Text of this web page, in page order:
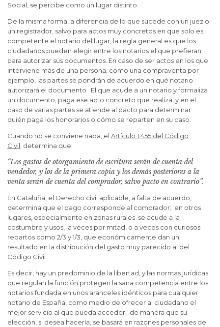
Social, se percibe como un lugar distinto.
De la misma forma, a diferencia de lo que sucede con un juez o
un registrador, salvo para actos muy concretos en que solo es
competente el notario del lugar, la regla general es que los
ciudadanos pueden elegir entre los notarios el que prefieran
para autorizar sus documentos. En caso de ser actos en los que
interviene más de una persona, como una compraventa por
ejemplo, las partes se pondrán de acuerdo en qué notario
autorizará el documento. El que acude a un notario y formaliza
un documento, paga ese acto concreto que realiza, y en el
caso de varias partes se atiende al pacto para determinar
quién paga los honorarios o cómo se reparten en su caso.
Cuando no se conviene nada, el Artículo 1.455 del Código
Civil , determina que
“Los gastos de otorgamiento de escritura serán de cuenta del
vendedor, y los de la primera copia y los demás posteriores a la
venta serán de cuenta del comprador, salvo pacto en contrario”.
En Cataluña, el Derecho civil aplicable, a falta de acuerdo,
determina que el pago corresponde al comprador; en otros
lugares, especialmente en zonas rurales se acude a la
costumbre y usos, a veces por mitad, o a veces con curiosos
repartos como 2/3 y 1/3, que económicamente dan un
resultado en la distribución del gasto muy parecido al del
Código Civil.
Es decir, hay un predominio de la libertad, y las normas jurídicas
que regulan la función protegen la sana competencia entre los
notarios fundada en unos aranceles idénticos para cualquier
notario de España, como medio de ofrecer al ciudadano el
mejor servicio al que pueda acceder, de manera que su
elección, si desea hacerla, se basará en razones personales de